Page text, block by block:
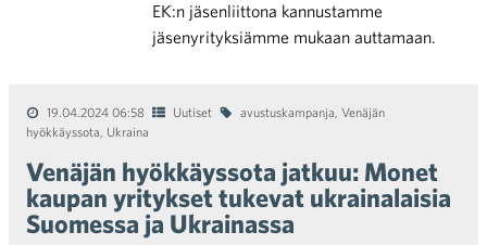
EK:n jäsenliittona kannustamme
jäsenyrityksiämme mukaan auttamaan.
19.04.2024 06:58 Uutiset avustuskampanja, Venäjän
hyökkäyssota, Ukraina
Venäjän hyökkäyssota jatkuu: Monet
kaupan yritykset tukevat ukrainalaisia
Suomessa ja Ukrainassa